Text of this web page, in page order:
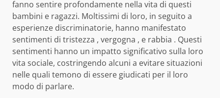
fanno sentire profondamente nella vita di questi
bambini e ragazzi. Moltissimi di loro, in seguito a
esperienze discriminatorie, hanno manifestato
sentimenti di tristezza , vergogna , e rabbia . Questi
sentimenti hanno un impatto significativo sulla loro
vita sociale, costringendo alcuni a evitare situazioni
nelle quali temono di essere giudicati per il loro
modo di parlare.